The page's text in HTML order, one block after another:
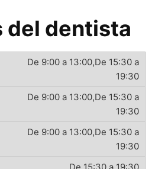
del dentista
De 9:00 a 13:00,De 15:30 a
19:30
De 9:00 a 13:00,De 15:30 a
19:30
De 9:00 a 13:00,De 15:30 a
19:30